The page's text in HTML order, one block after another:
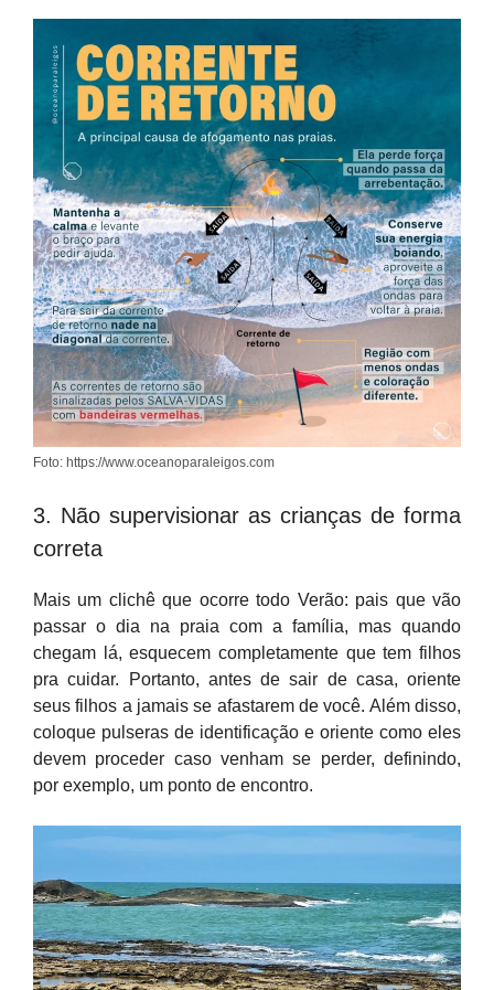
Foto: https://www.oceanoparaleigos.com
3. Não supervisionar as crianças de forma
correta
Mais um clichê que ocorre todo Verão: pais que vão
passar o dia na praia com a família, mas quando
chegam lá, esquecem completamente que tem filhos
pra cuidar. Portanto, antes de sair de casa, oriente
seus filhos a jamais se afastarem de você. Além disso,
coloque pulseras de identificação e oriente como eles
devem proceder caso venham se perder, definindo,
por exemplo, um ponto de encontro.